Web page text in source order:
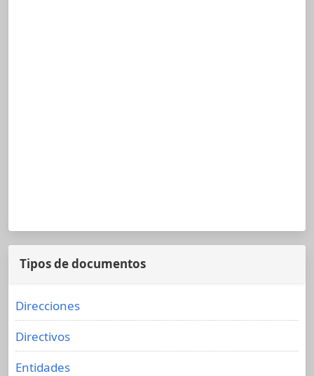
Tipos de documentos
Direcciones
Directivos
Entidades